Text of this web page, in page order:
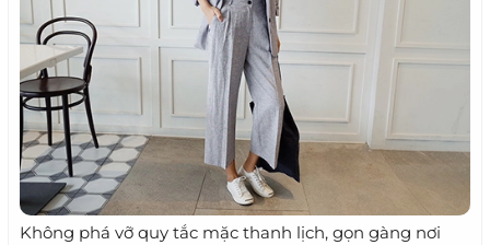
Không phá vỡ quy tắc mặc thanh lịch, gọn gàng nơi